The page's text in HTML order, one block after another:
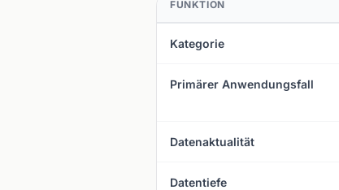
FUNKTION
Kategorie
Primärer Anwendungsfall
Datenaktualität
Datentiefe